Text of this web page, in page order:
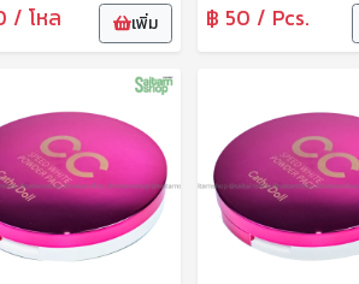
/ โหล เพิ่ม ฿ 50 / Pcs.